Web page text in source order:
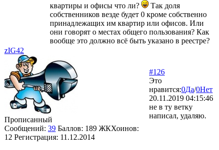
квартиры и офисы что ли?
Так доля
собственников везде будет 0 кроме собственно
принадлежащих им квартир или офисов. Или
они говорят о местах общего пользования? Как
вообще это должно всё быть указано в реестре?
zIG42
Прописанный
Сообщений: 39 Баллов: 189 ЖКХоинов:
12 Регистрация: 11.12.2014
#126
Это
нравится:0Да/0Нет
20.11.2019 04:15:46
не в ту ветку
написал, удаляю.